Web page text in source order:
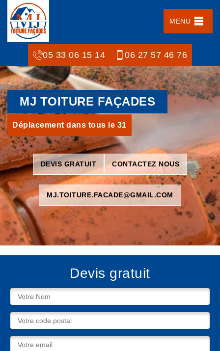
MENU
05 33 06 15 14 06 27 57 46 76
MJ TOITURE FAÇADES
Déplacement dans tous le 31
DEVIS GRATUIT CONTACTEZ NOUS
MJ.TOITURE.FACADE@GMAIL.COM
Devis gratuit